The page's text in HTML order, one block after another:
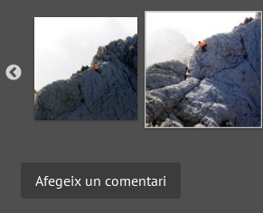
Afegeix un comentari